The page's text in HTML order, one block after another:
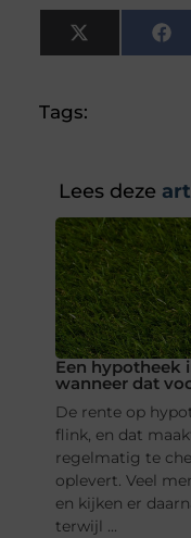
X
(Twitter)
Tags:
Lees deze
Een hypotheek
wanneer dat
De rente op
flink, en dat
regelmatig te
oplevert. Veel
en kijken er
terwijl ...